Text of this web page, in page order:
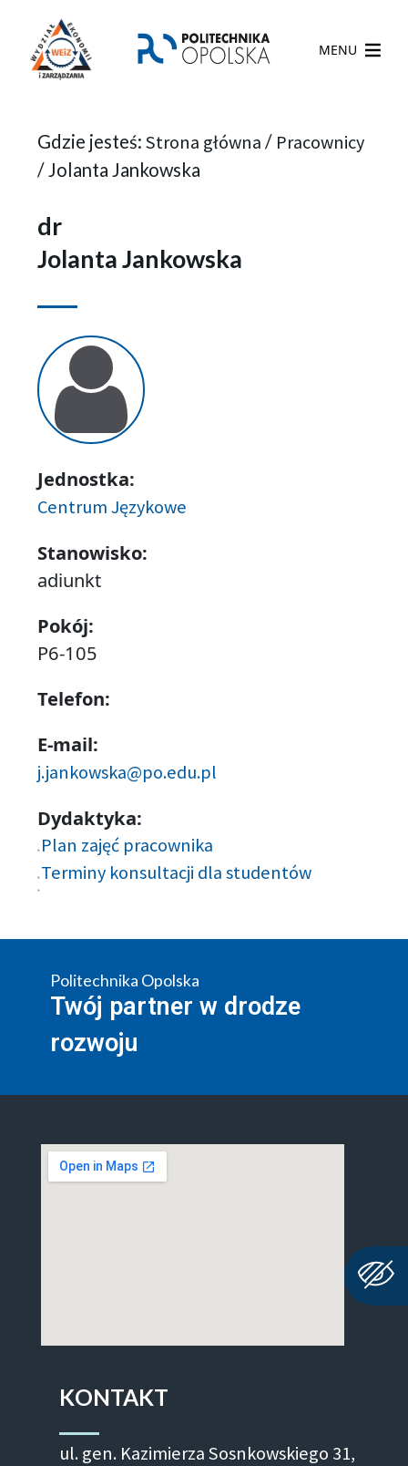
MENU
Gdzie jesteś: Strona główna / Pracownicy
/ Jolanta Jankowska
dr
Jolanta Jankowska
Jednostka:
Centrum Językowe
Stanowisko:
adiunkt
Pokój:
P6-105
Telefon:
E-mail:
j.jankowska@po.edu.pl
Dydaktyka:
Plan zajęć pracownika
Terminy konsultacji dla studentów
Politechnika Opolska
Twój partner w drodze
rozwoju
KONTAKT
ul. gen. Kazimierza Sosnkowskiego 31,